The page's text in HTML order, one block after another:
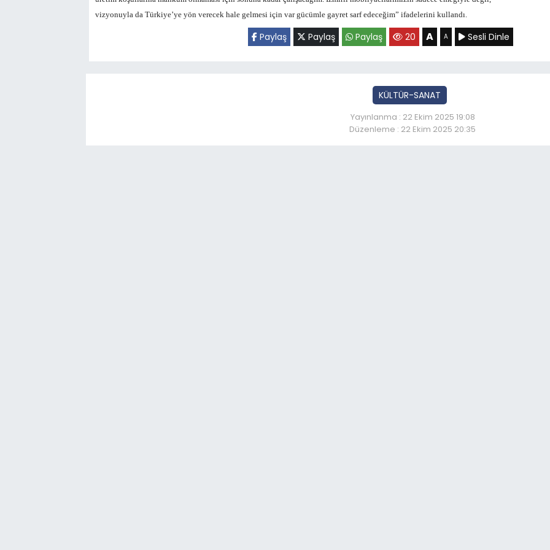
vizyonuyla da Türkiye’ye yön verecek hale gelmesi için var gücümle gayret sarf edeceğim” ifadelerini kullandı.
Paylaş Paylaş Paylaş 20 A A Sesli Dinle
KÜLTÜR-SANAT
Yayınlanma : 22 Ekim 2025 19:08
Düzenleme : 22 Ekim 2025 20:35